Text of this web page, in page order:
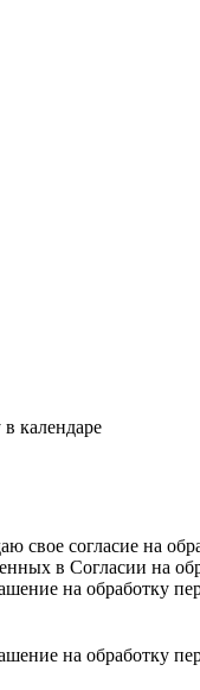
свое согласие на
в Согласии на
на обработку
на обработку